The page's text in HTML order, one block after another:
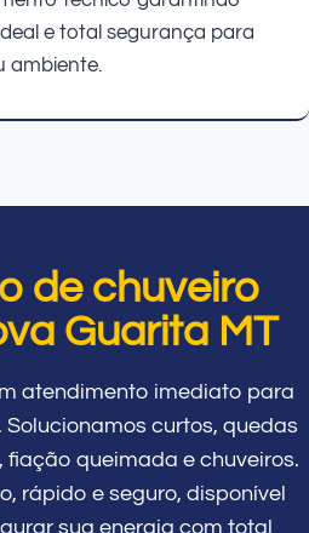
e total segurança para
ambiente.
de chuveiro
Guarita MT
atendimento imediato para
curtos, quedas
fiação queimada e chuveiros.
rápido e seguro, disponível
sua energia com total